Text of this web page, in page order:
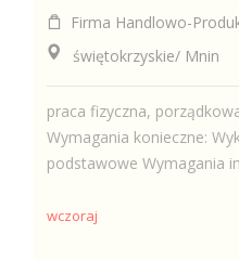
Firma Handlowo-Produkcyjno-
świętokrzyskie/ Mnin
praca fizyczna,
Wymagania konieczne:
podstawowe Wymagania
wczoraj